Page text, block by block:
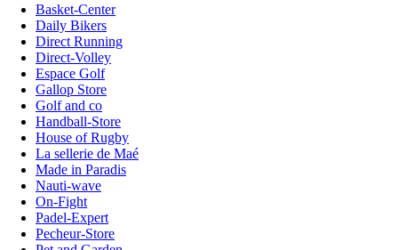
Basket-Center
Daily Bikers
Direct Running
Direct-Volley
Espace Golf
Gallop Store
Golf and co
Handball-Store
House of Rugby
La sellerie de Maé
Made in Paradis
Nauti-wave
On-Fight
Padel-Expert
Pecheur-Store